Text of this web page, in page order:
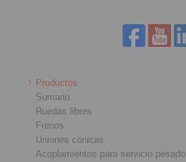
Productos
Sumario
Ruedas libres
Frenos
Uniones cónicas
Acoplamientos para servicio pesado